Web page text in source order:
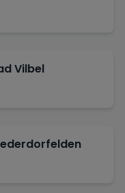
Vilbel